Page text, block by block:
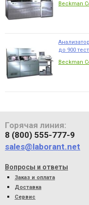
Beckman
до 900
Beckman
Горячая линия:
8 (800) 555-777-9
sales@laborant.net
Вопросы и ответы
Заказ и оплата
Доставка
Сервис